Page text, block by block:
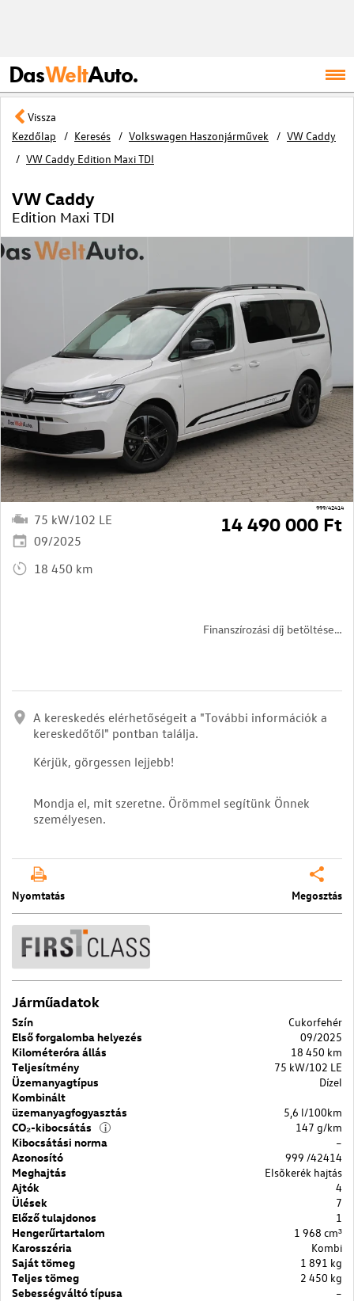
DasWeltAuto.
Vissza
Kezdőlap
Keresés Volkswagen Haszonjárművek
VW Caddy
VW Caddy Edition Maxi TDI
999/42414
VW Caddy
Edition Maxi TDI
75 kW/102 LE
09/2025
18 450 km
Finanszírozási díj betöltése…
14 490 000 Ft
A kereskedés elérhetőségeit a "További információk a
kereskedőtől" pontban találja.
Kérjük, görgessen lejjebb!
Mondja el, mit szeretne. Örömmel segítünk Önnek
személyesen.
Nyomtatás Megosztás
Járműadatok
Szín
Cukorfehér
Első forgalomba helyezés
09/2025
Kilométeróra állás
18 450 km
Teljesítmény
75 kW/102 LE
Üzemanyagtípus
Dízel
Kombinált
üzemanyagfogyasztás
5,6 l/100km
CO₂-kibocsátás
i
147 g/km
Kibocsátási norma
–
Azonosító
999 /42414
Meghajtás
Elsõkerék hajtás
Ajtók
4
Ülések
7
Előző tulajdonos
1
Hengerűrtartalom
1 968 cm³
Karosszéria
Kombi
Saját tömeg
1 891 kg
Teljes tömeg
2 450 kg
Sebességváltó típusa
–